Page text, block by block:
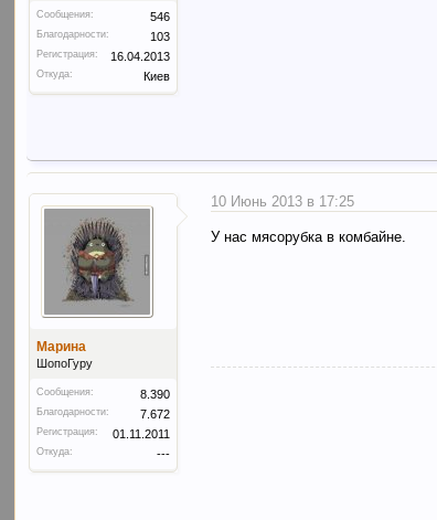
Сообщения: 546
Благодарности: 103
Регистрация: 16.04.2013
Откуда: Киев
Марина
ШопоГуру
Сообщения: 8.390
Благодарности: 7.672
Регистрация: 01.11.2011
Откуда: ---
10 Июнь 2013 в 17:25
У нас мясорубка в комбайне.